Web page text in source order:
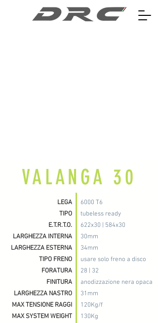
VALANGA 30
LEGA
TIPO
E.T.R.T.O.
LARGHEZZA INTERNA
LARGHEZZA ESTERNA
TIPO FRENO
FORATURA
FINITURA
LARGHEZZA NASTRO
MAX TENSIONE RAGGI
MAX SYSTEM WEIGHT
6000 T6
tubeless ready
622x30 | 584x30
30mm
34mm
usare solo freno a disco
28 | 32
anodizzazione nera opaca
31mm
120Kg/f
130Kg